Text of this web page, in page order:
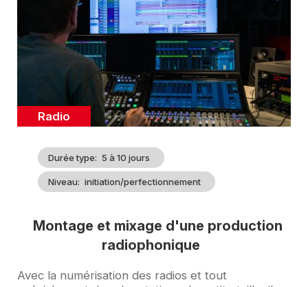
Catégorie
Radio
Durée type 5 à 10 jours
Niveau initiation/perfectionnement
Montage et mixage d'une production
radiophonique
Accroche
Avec la numérisation des radios et tout